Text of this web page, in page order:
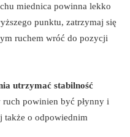
miednica powinna lekko
punktu, zatrzymaj się
ruchem wróć do pozycji
utrzymać stabilność
ruch powinien być płynny i
także o odpowiednim